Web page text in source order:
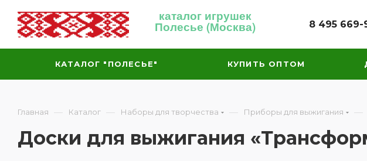
каталог игрушек
Полесье (Москва) 8 495 669-
КАТАЛОГ "ПОЛЕСЬЕ" КУПИТЬ ОПТОМ
Главная — Каталог — Наборы для творчества — Приборы для выжигания —
Доски для выжигания